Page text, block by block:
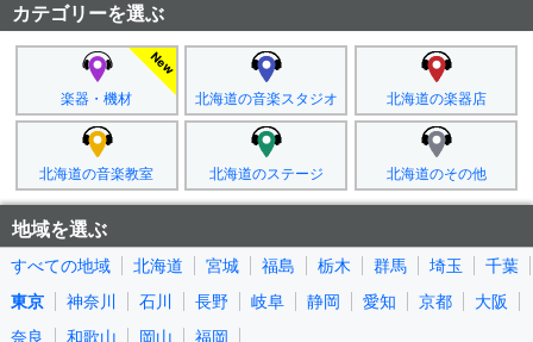
カテゴリーを選ぶ
楽器・機材 北海道の音楽スタジオ 北海道の楽器店
北海道の音楽教室 北海道のステージ 北海道のその他
地域を選ぶ
すべての地域 北海道 宮城 福島 栃木 群馬 埼玉
千葉
東京
神奈川 石川 長野 岐阜 静岡 愛知 京都
大阪
奈良
和歌山 岡山 福岡